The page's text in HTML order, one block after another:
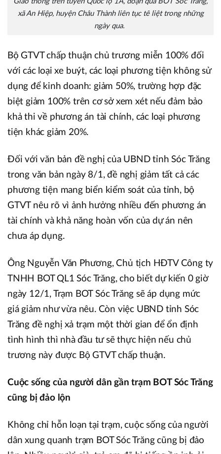
xã An Hiệp, huyện Châu Thành liên tục tê liệt trong những
ngày qua.
Bộ GTVT chấp thuận chủ trương miễn 100% đối
với các loại xe buýt, các loại phương tiện không sử
dụng để kinh doanh: giảm 50%, trường hợp đặc
biệt giảm 100% trên cơ sở xem xét nếu đảm bảo
khả thi về phương án tài chính, các loại phương
tiện khác giảm 20%.
Đối với văn bản đề nghị của UBND tỉnh Sóc Trăng
trong văn bản ngày 8/1, đề nghị giảm tất cả các
phương tiện mang biển kiểm soát của tỉnh, bộ
GTVT nêu rõ vì ảnh hưởng nhiều đến phương án
tài chính và khả năng hoàn vốn của dự án nên
chưa áp dụng.
Ông Nguyễn Văn Phương, Chủ tịch HĐTV Công ty
TNHH BOT QL1 Sóc Trăng, cho biết dự kiến 0 giờ
ngày 12/1, Trạm BOT Sóc Trăng sẽ áp dụng mức
giá giảm như vừa nêu. Còn việc UBND tỉnh Sóc
Trăng đề nghị xả trạm một thời gian để ổn định
tình hình thì nhà đầu tư sẽ thực hiện nếu chủ
trương này được Bộ GTVT chấp thuận.
Cuộc sống của người dân gần trạm BOT Sóc Trăng
cũng bị đảo lộn
Không chỉ hỗn loạn tại trạm, cuộc sống của người
dân xung quanh trạm BOT Sóc Trăng cũng bị đảo